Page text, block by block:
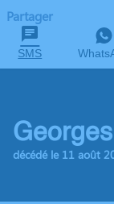
Partager
SMS
décédé le 11 août